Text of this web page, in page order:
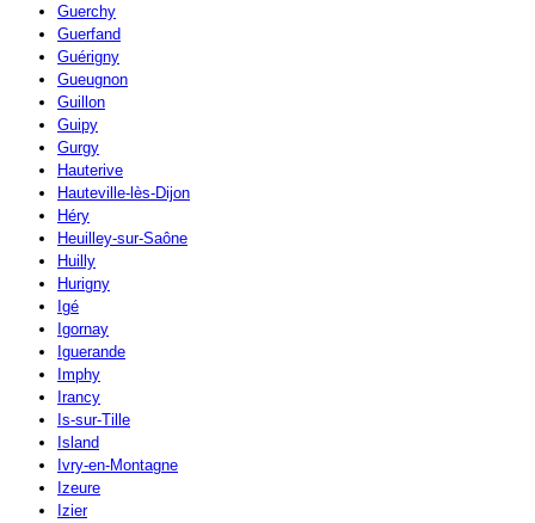
Guerchy
Guerfand
Guérigny
Gueugnon
Guillon
Guipy
Gurgy
Hauterive
Hauteville-lès-Dijon
Héry
Heuilley-sur-Saône
Huilly
Hurigny
Igé
Igornay
Iguerande
Imphy
Irancy
Is-sur-Tille
Island
Ivry-en-Montagne
Izeure
Izier